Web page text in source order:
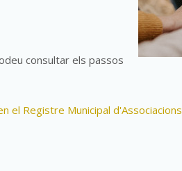
consultar els passos
el Registre Municipal d'Associacions